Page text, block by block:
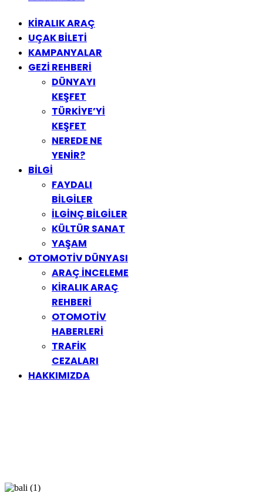
KİRALIK ARAÇ
UÇAK BİLETİ
KAMPANYALAR
GEZİ REHBERİ
DÜNYAYI
KEŞFET
TÜRKİYE’Yİ
KEŞFET
NEREDE NE
YENİR?
BİLGİ
FAYDALI
BİLGİLER
İLGİNÇ BİLGİLER
KÜLTÜR SANAT
YAŞAM
OTOMOTİV DÜNYASI
ARAÇ İNCELEME
KİRALIK ARAÇ
REHBERİ
OTOMOTİV
HABERLERİ
TRAFİK
CEZALARI
HAKKIMIZDA